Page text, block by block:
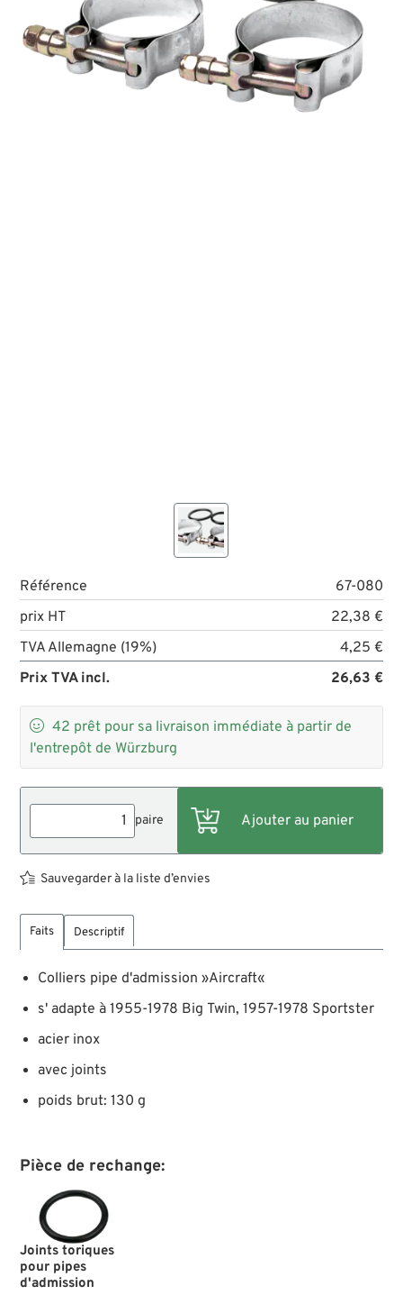
Référence
67-080
prix HT
22,38 €
TVA Allemagne (19%)
4,25 €
Prix TVA incl.
26,63 €
 42 prêt pour sa livraison immédiate à partir de
l'entrepôt de Würzburg
paire
Sauvegarder à la liste d’envies
Faits Descriptif
Colliers pipe d'admission »Aircraft«
s' adapte à 1955-1978 Big Twin, 1957-1978 Sportster
acier inox
avec joints
poids brut: 130 g
Pièce de rechange:
Joints toriques
pour pipes
d'admission